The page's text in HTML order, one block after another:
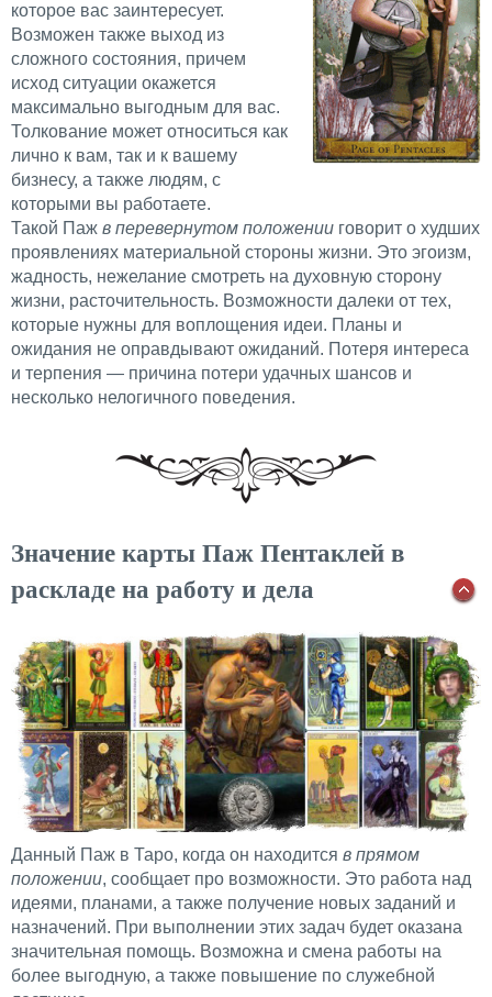
которое вас заинтересует.
Возможен также выход из
сложного состояния, причем
исход ситуации окажется
максимально выгодным для вас.
Толкование может относиться как
лично к вам, так и к вашему
бизнесу, а также людям, с
которыми вы работаете.
Такой Паж в перевернутом положении говорит о худших
проявлениях материальной стороны жизни. Это эгоизм,
жадность, нежелание смотреть на духовную сторону
жизни, расточительность. Возможности далеки от тех,
которые нужны для воплощения идеи. Планы и
ожидания не оправдывают ожиданий. Потеря интереса
и терпения — причина потери удачных шансов и
несколько нелогичного поведения.
Значение карты Паж Пентаклей в
раскладе на работу и дела
Данный Паж в Таро, когда он находится в прямом
положении, сообщает про возможности. Это работа над
идеями, планами, а также получение новых заданий и
назначений. При выполнении этих задач будет оказана
значительная помощь. Возможна и смена работы на
более выгодную, а также повышение по служебной